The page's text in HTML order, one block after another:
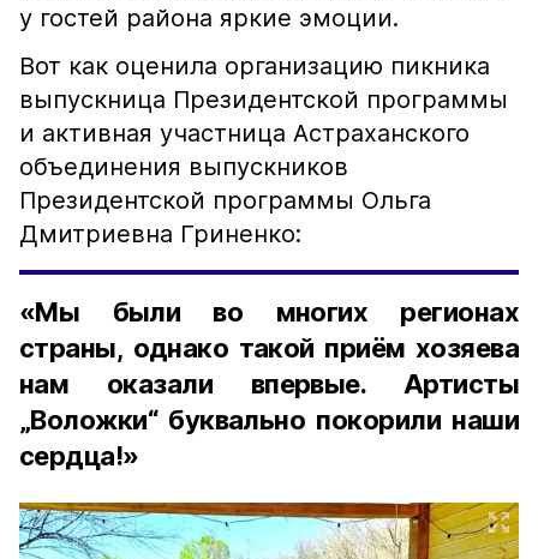
у гостей района яркие эмоции.
Вот как оценила организацию пикника
выпускница Президентской программы
и активная участница Астраханского
объединения выпускников
Президентской программы Ольга
Дмитриевна Гриненко:
«Мы были во многих регионах
страны, однако такой приём хозяева
нам оказали впервые. Артисты
„Воложки“ буквально покорили наши
сердца!»